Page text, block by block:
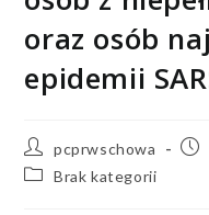
oraz osób
epidemii
pcprwschowa
Brak kategorii